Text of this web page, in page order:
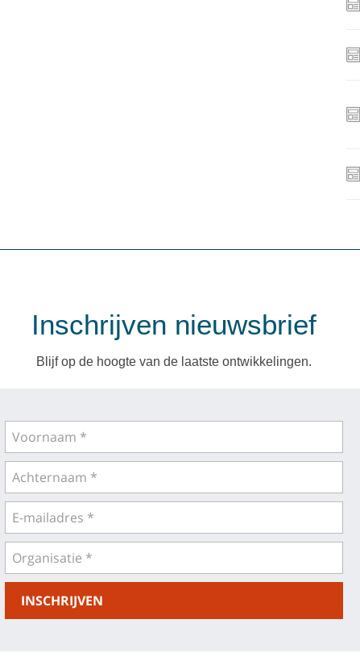
Inschrijven nieuwsbrief
Blijf op de hoogte van de laatste ontwikkelingen.